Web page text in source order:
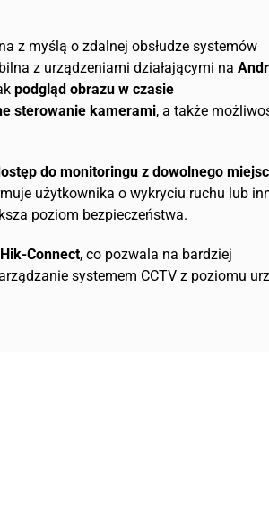
z myślą o zdalnej obsłudze systemów
z urządzeniami działającymi na
podgląd obrazu w czasie
sterowanie kamerami, a także
do monitoringu z dowolnego
użytkownika o wykryciu ruchu lub
poziom bezpieczeństwa.
Connect, co pozwala na bardziej
systemem CCTV z poziomu